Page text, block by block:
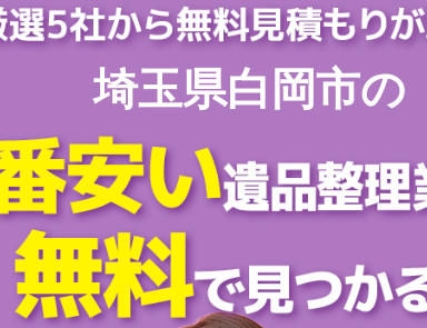
埼玉県白岡市の